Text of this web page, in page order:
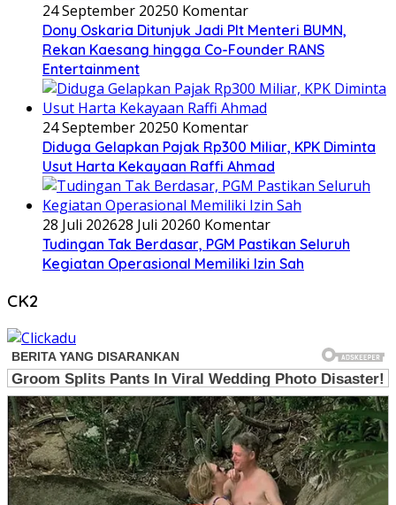
24 September 20250 Komentar
Dony Oskaria Ditunjuk Jadi Plt Menteri BUMN,
Rekan Kaesang hingga Co-Founder RANS
Entertainment
24 September 20250 Komentar
Diduga Gelapkan Pajak Rp300 Miliar, KPK Diminta
Usut Harta Kekayaan Raffi Ahmad
28 Juli 202628 Juli 20260 Komentar
Tudingan Tak Berdasar, PGM Pastikan Seluruh
Kegiatan Operasional Memiliki Izin Sah
CK2